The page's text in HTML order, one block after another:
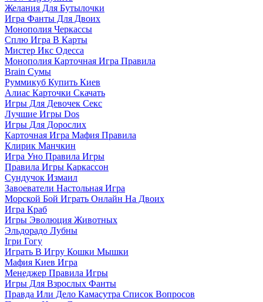
Желания Для Бутылочки
Игра Фанты Для Двоих
Монополия Черкассы
Сплю Игра В Карты
Мистер Икс Одесса
Монополия Карточная Игра Правила
Brain Сумы
Руммикуб Купить Киев
Алиас Карточки Скачать
Игры Для Девочек Секс
Лучшие Игры Dos
Игры Для Дорослих
Карточная Игра Мафия Правила
Клирик Манчкин
Игра Уно Правила Игры
Правила Игры Каркассон
Сундучок Измаил
Завоеватели Настольная Игра
Морской Бой Играть Онлайн На Двоих
Игра Краб
Игры Эволюция Животных
Эльдорадо Лубны
Ігри Гогу
Играть В Игру Кошки Мышки
Мафия Киев Игра
Менеджер Правила Игры
Игры Для Взрослых Фанты
Правда Или Дело Камасутра Список Вопросов